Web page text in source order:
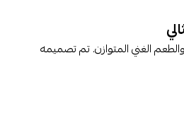
الغني المتوازن. تم تصميمه